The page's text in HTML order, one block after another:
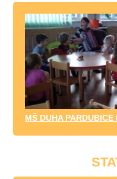
MŠ DUHA PARDUBICE